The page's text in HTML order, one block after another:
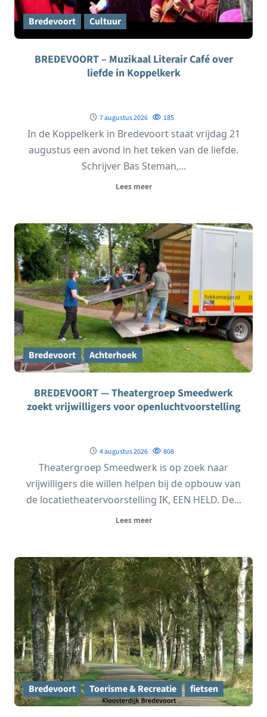
Bredevoort Cultuur
BREDEVOORT – Muzikaal Literair Café over
liefde in Koppelkerk
7 augustus 2026 185
In de Koppelkerk in Bredevoort staat vrijdag 21
augustus een avond in het teken van de liefde.
Schrijver Bas Steman,...
Lees meer
Bredevoort Achterhoek
BREDEVOORT — Theatergroep Smeedwerk
zoekt vrijwilligers voor openluchtvoorstelling
4 augustus 2026 808
Theatergroep Smeedwerk is op zoek naar
vrijwilligers die willen helpen bij de opbouw van
de locatietheatervoorstelling IK, EEN HELD. De...
Lees meer
Bredevoort Toerisme & Recreatie fietsen